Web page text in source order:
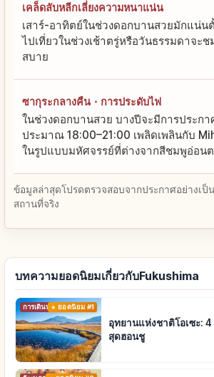
เคล็ดลับหลีกเลี่ยงความหนาแน่น
เสาร์-อาทิตย์ในช่วงดอกบานสวยมักแน่น
ไปเที่ยวในช่วงเช้าตรู่หรือวันธรรมดาจะ
สบาย
ซากุระกลางคืน・การประดับไฟ
ในช่วงดอกบานสวย บางปีจะมีการประก
ประมาณ 18:00–21:00 เพลิดเพลินกับ
ในรูปแบบมหัศจรรย์ที่ต่างจากสีชมพูอ่อน
ข้อมูลล่าสุดโปรดตรวจสอบจากประกาศอย่างเ
สถานที่จริง
บทความยอดนิยมเกี่ยวกับFukushima
การเดินทาง ยอดนิยม #1
อุทยานแห่งชาติโอเซะ:
สุดฮอนชู